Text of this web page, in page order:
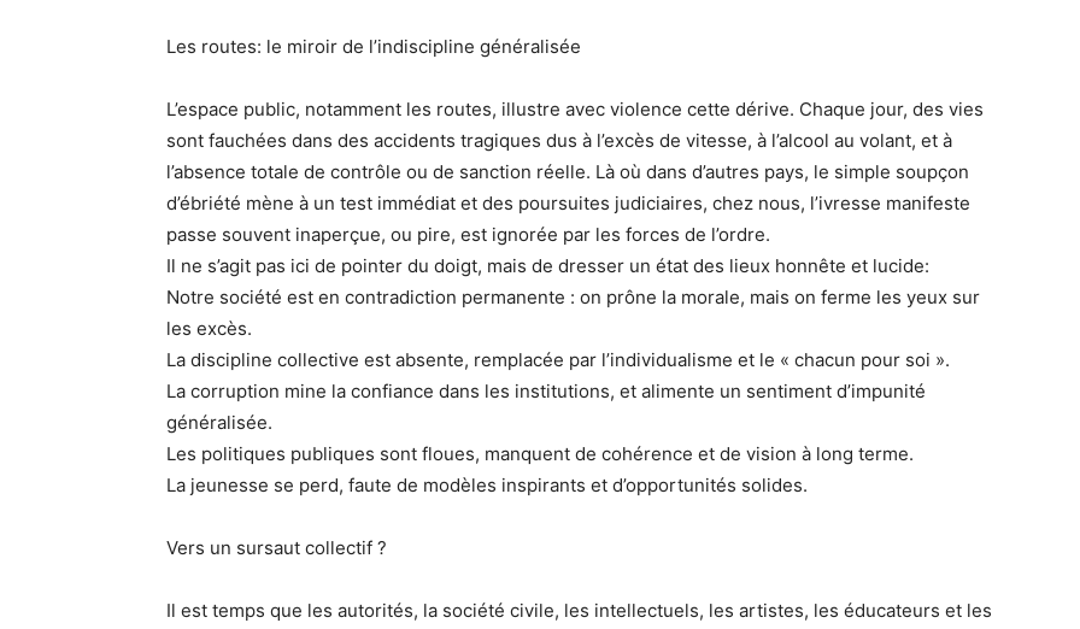
Les routes: le miroir de l’indiscipline généralisée
L’espace public, notamment les routes, illustre avec violence cette dérive. Chaque jour, des vies
sont fauchées dans des accidents tragiques dus à l’excès de vitesse, à l’alcool au volant, et à
l’absence totale de contrôle ou de sanction réelle. Là où dans d’autres pays, le simple soupçon
d’ébriété mène à un test immédiat et des poursuites judiciaires, chez nous, l’ivresse manifeste
passe souvent inaperçue, ou pire, est ignorée par les forces de l’ordre.
Il ne s’agit pas ici de pointer du doigt, mais de dresser un état des lieux honnête et lucide:
Notre société est en contradiction permanente : on prône la morale, mais on ferme les yeux sur
les excès.
La discipline collective est absente, remplacée par l’individualisme et le « chacun pour soi ».
La corruption mine la confiance dans les institutions, et alimente un sentiment d’impunité
généralisée.
Les politiques publiques sont floues, manquent de cohérence et de vision à long terme.
La jeunesse se perd, faute de modèles inspirants et d’opportunités solides.
Vers un sursaut collectif ?
Il est temps que les autorités, la société civile, les intellectuels, les artistes, les éducateurs et les